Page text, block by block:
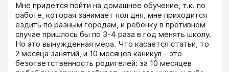
Мне придется пойти на домашнее обучение, т.к. по
работе, которая занимает пол дня, мне приходится
ездить по разным городам, и ребенку в противном
случае пришлось бы по 3-4 раза в год менять школу.
Но это вынужденная мера. Что касается статьи, то
2 месяца занятий, и 10 месяцев каникул - это
безответственность родителей: за 10 месяцев